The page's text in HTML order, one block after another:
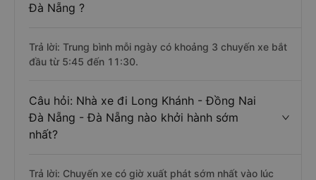
Đà Nẵng ?
Trả lời: Trung bình mỗi ngày có khoảng 3 chuyến xe bắt
đầu từ 5:45 đến 11:30.
Câu hỏi: Nhà xe đi Long Khánh - Đồng Nai
Đà Nẵng - Đà Nẵng nào khởi hành sớm
nhất?
Trả lời: Chuyến xe có giờ xuất phát sớm nhất vào lúc